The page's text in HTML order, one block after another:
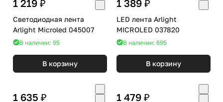
1 219 ₽
Светодиодная лента
Arlight Microled 045007
В наличии: 95
В корзину
1 389 ₽
LED лента Arlight
MICROLED 037820
В наличии: 695
В корзину
1 635 ₽ 1 479 ₽